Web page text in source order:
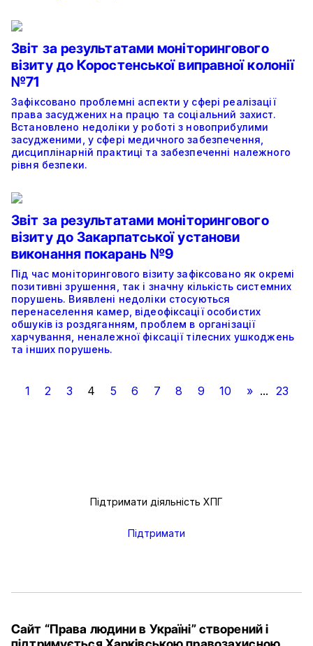
Звіт за результатами моніторингового
візиту до Коростенської виправної колонії
№71
Зафіксовано проблемні аспекти у сфері реалізації
права засуджених на працю та соціальний захист.
Встановлено недоліки у роботі з новоприбулими
засудженими, у сфері медичного забезпечення,
дисциплінарній практиці та забезпеченні належного
рівня безпеки.
Звіт за результатами моніторингового
візиту до Закарпатської установи
виконання покарань №9
Під час моніторингового візиту зафіксовано як окремі
позитивні зрушення, так і значну кількість системних
порушень. Виявлені недоліки стосуються
перенаселення камер, відеофіксації особистих
обшуків із роздяганням, проблем в організації
харчування, неналежної фіксації тілесних ушкоджень
та інших порушень.
1 2 3 4 5 6 7 8 9 10 » ... 23
Підтримати діяльність ХПГ
Підтримати
Сайт “Права людини в Україні” створений і